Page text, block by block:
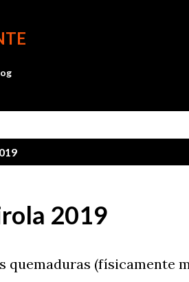
2019
quemaduras (físicamente